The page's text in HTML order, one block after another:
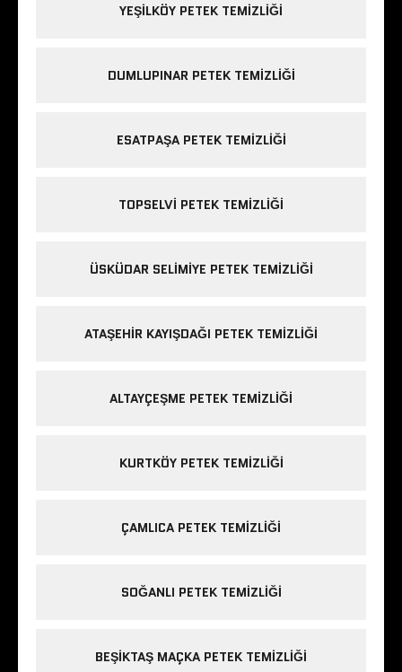
YEŞILKÖY PETEK TEMIZLIĞI
DUMLUPINAR PETEK TEMIZLIĞI
ESATPAŞA PETEK TEMIZLIĞI
TOPSELVI PETEK TEMIZLIĞI
ÜSKÜDAR SELIMIYE PETEK TEMIZLIĞI
ATAŞEHIR KAYIŞDAĞI PETEK TEMIZLIĞI
ALTAYÇEŞME PETEK TEMIZLIĞI
KURTKÖY PETEK TEMIZLIĞI
ÇAMLICA PETEK TEMIZLIĞI
SOĞANLI PETEK TEMIZLIĞI
BEŞIKTAŞ MAÇKA PETEK TEMIZLIĞI